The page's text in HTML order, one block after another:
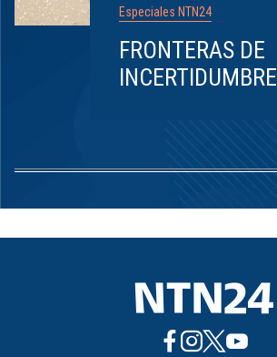
Especiales NTN24
FRONTERAS DE
INCERTIDUMBRE
8